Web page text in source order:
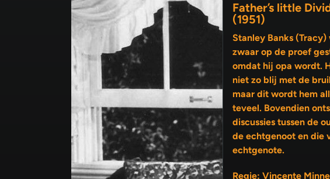
Father’s little
(1951)
Stanley Banks
zwaar op de proef
omdat hij opa wordt.
niet zo blij met de bruiloft,
maar dit wordt hem
teveel. Bovendien
discussies tussen de
de echtgenoot en die van de
echtgenote.
Regie: Vincente